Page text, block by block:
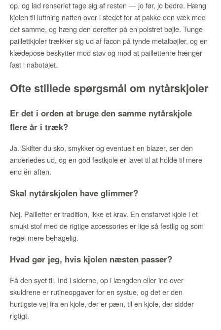
op, og lad renseriet tage sig af resten — jo før, jo bedre. Hæng
kjolen til luftning natten over i stedet for at pakke den væk med
det samme, og hæng den derefter på en polstret bøjle. Tunge
paillettkjoler trækker sig ud af facon på tynde metalbøjler, og en
klædepose beskytter mod støv og mod at pailletterne hænger
fast i nabotøjet.
Ofte stillede spørgsmål om nytårskjoler
Er det i orden at bruge den samme nytårskjole
flere år i træk?
Ja. Skifter du sko, smykker og eventuelt en blazer, ser den
anderledes ud, og en god festkjole er lavet til at holde til mere
end én aften.
Skal nytårskjolen have glimmer?
Nej. Pailletter er tradition, ikke et krav. En ensfarvet kjole i et
smukt stof med de rigtige accessories er lige så festlig og som
regel mere behagelig.
Hvad gør jeg, hvis kjolen næsten passer?
Få den syet til. Ind i siderne, op i længden eller ind over
skuldrene er rutineopgaver for en systue, og det er den
hurtigste vej fra en kjole, der er pæn, til en kjole, der sidder
rigtigt.